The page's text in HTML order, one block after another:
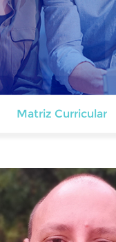
Matriz Curricular